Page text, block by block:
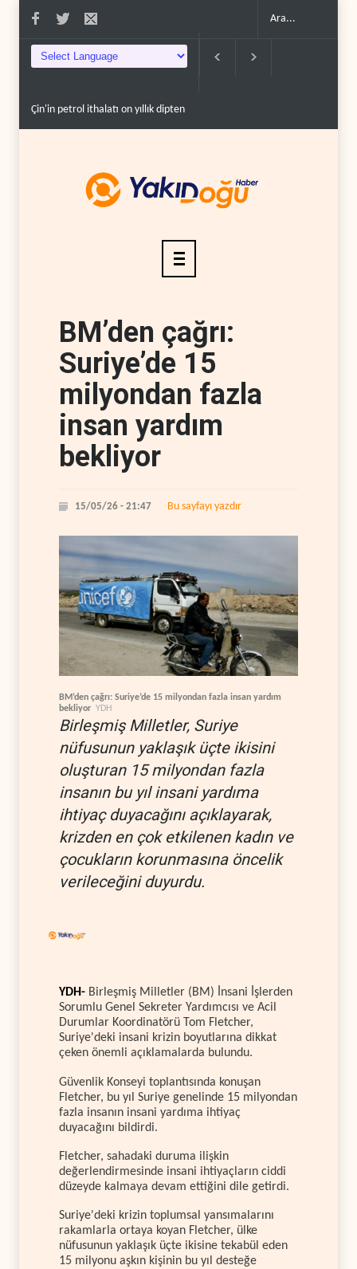
Çin'in petrol ithalatı on yıllık dipten sonra yükseldi..
BM’den çağrı:
Suriye’de 15
milyondan fazla
insan yardım
bekliyor
15/05/26 - 21:47 Bu sayfayı yazdır
BM’den çağrı: Suriye’de 15 milyondan fazla insan yardım
bekliyor YDH
Birleşmiş Milletler, Suriye
nüfusunun yaklaşık üçte ikisini
oluşturan 15 milyondan fazla
insanın bu yıl insani yardıma
ihtiyaç duyacağını açıklayarak,
krizden en çok etkilenen kadın ve
çocukların korunmasına öncelik
verileceğini duyurdu.
YDH- Birleşmiş Milletler (BM) İnsani İşlerden
Sorumlu Genel Sekreter Yardımcısı ve Acil
Durumlar Koordinatörü Tom Fletcher,
Suriye'deki insani krizin boyutlarına dikkat
çeken önemli açıklamalarda bulundu.
Güvenlik Konseyi toplantısında konuşan
Fletcher, bu yıl Suriye genelinde 15 milyondan
fazla insanın insani yardıma ihtiyaç
duyacağını bildirdi.
Fletcher, sahadaki duruma ilişkin
değerlendirmesinde insani ihtiyaçların ciddi
düzeyde kalmaya devam ettiğini dile getirdi.
Suriye'deki krizin toplumsal yansımalarını
rakamlarla ortaya koyan Fletcher, ülke
nüfusunun yaklaşık üçte ikisine tekabül eden
15 milyonu aşkın kişinin bu yıl desteğe